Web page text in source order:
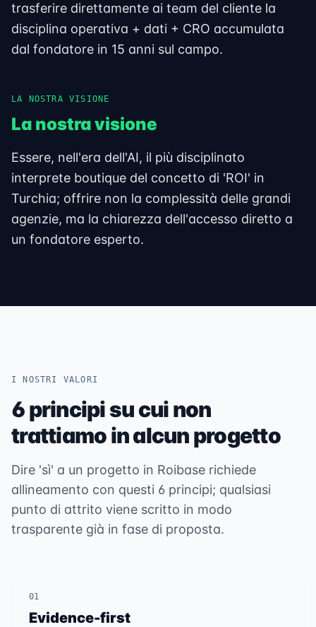
trasferire direttamente ai team del cliente la
disciplina operativa + dati + CRO accumulata
dal fondatore in 15 anni sul campo.
LA NOSTRA VISIONE
La nostra visione
Essere, nell'era dell'AI, il più disciplinato
interprete boutique del concetto di 'ROI' in
Turchia; offrire non la complessità delle grandi
agenzie, ma la chiarezza dell'accesso diretto a
un fondatore esperto.
I NOSTRI VALORI
6 principi su cui non
trattiamo in alcun progetto
Dire 'sì' a un progetto in Roibase richiede
allineamento con questi 6 principi; qualsiasi
punto di attrito viene scritto in modo
trasparente già in fase di proposta.
01
Evidence-first